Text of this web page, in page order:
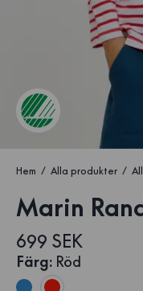
Hem Alla produkter
Marin
699 SEK
Färg: Röd